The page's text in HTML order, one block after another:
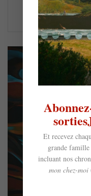
Et recevez
grande
incluant nos
mon chez-moi